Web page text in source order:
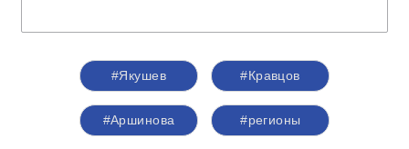
#Якушев #Кравцов
#Аршинова #регионы